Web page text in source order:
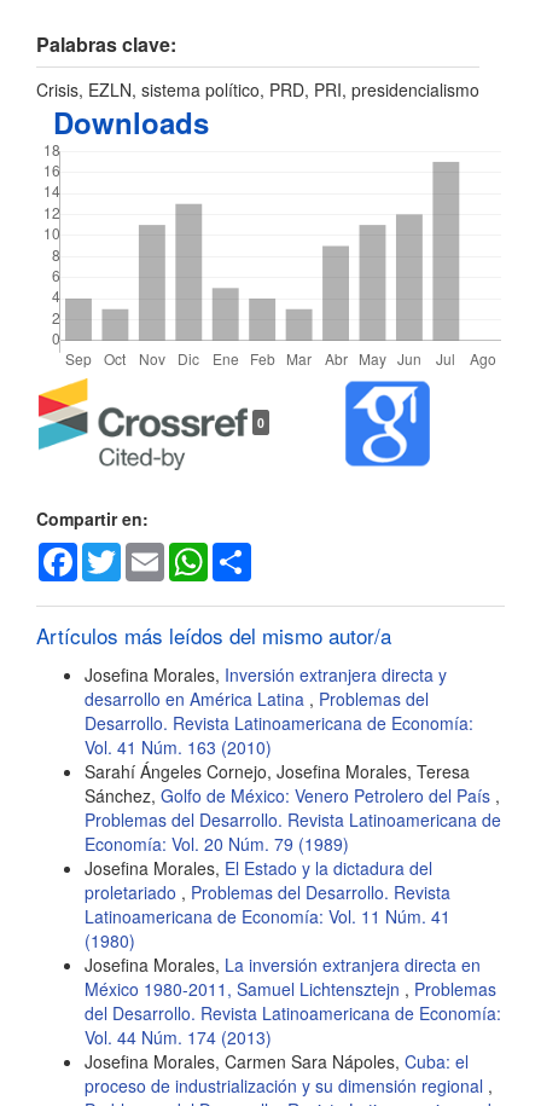
Palabras clave:
Crisis, EZLN, sistema político, PRD, PRI, presidencialismo
Downloads
Detalles
del
artículo
0
Compartir en:
Facebook
TwitterEmail WhatsApp
Artículos más leídos del mismo autor/a
Josefina Morales, Inversión extranjera directa y
desarrollo en América Latina , Problemas del
Desarrollo. Revista Latinoamericana de Economía:
Vol. 41 Núm. 163 (2010)
Sarahí Ángeles Cornejo, Josefina Morales, Teresa
Sánchez, Golfo de México: Venero Petrolero del País ,
Problemas del Desarrollo. Revista Latinoamericana de
Economía: Vol. 20 Núm. 79 (1989)
Josefina Morales, El Estado y la dictadura del
proletariado , Problemas del Desarrollo. Revista
Latinoamericana de Economía: Vol. 11 Núm. 41
(1980)
Josefina Morales, La inversión extranjera directa en
México 1980-2011, Samuel Lichtensztejn , Problemas
del Desarrollo. Revista Latinoamericana de Economía:
Vol. 44 Núm. 174 (2013)
Josefina Morales, Carmen Sara Nápoles, Cuba: el
proceso de industrialización y su dimensión regional ,